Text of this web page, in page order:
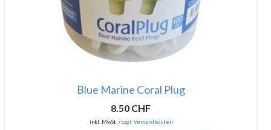
Blue Marine Coral Plug
8.50 CHF
inkl. MwSt. /zzgl. Versandkosten